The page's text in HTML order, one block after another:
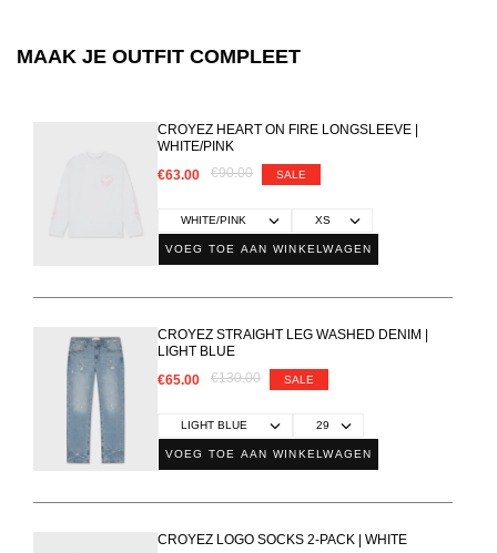
MAAK JE OUTFIT COMPLEET
CROYEZ HEART ON FIRE LONGSLEEVE |
WHITE/PINK
€63.00
€90.00 SALE
VOEG TOE AAN WINKELWAGEN
CROYEZ STRAIGHT LEG WASHED DENIM |
LIGHT BLUE
€65.00
€130.00 SALE
VOEG TOE AAN WINKELWAGEN
CROYEZ LOGO SOCKS 2-PACK | WHITE